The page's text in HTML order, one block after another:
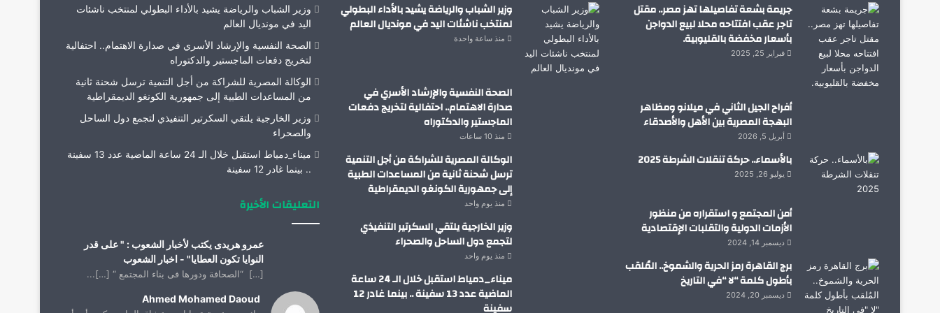
جريمة بشعة تفاصيلها تهز مصر.. مقتل
تاجر عقب افتتاحه محلا لبيع الدواجن
بأسعار مخفضة بالقليوبية.
فبراير 25, 2025
أفراح الجيل الثاني في ميلانو ومظاهر
البهجة المصرية بين الأهل والأصدقاء
أبريل 5, 2026
بالأسماء.. حركة تنقلات الشرطة 2025
يوليو 26, 2025
أمن المجتمع و استقراره من منظور
الأزمات الدولية والتقلبات الإقتصادية
ديسمبر 14, 2024
برج القاهرة رمز الحرية والشموخ.. المُلقب
بأطول كلمة “لا “في التاريخ
ديسمبر 20, 2024
وزير الشباب والرياضة يشيد بالأداء البطولي
لمنتخب ناشئات اليد في مونديال العالم
منذ ساعة واحدة
الصحة النفسية والإرشاد الأسري في
صدارة الاهتمام.. احتفالية لتخريج دفعات
الماجستير والدكتوراه
منذ 10 ساعات
الوكالة المصرية للشراكة من أجل التنمية
ترسل شحنة ثانية من المساعدات الطبية
إلى جمهورية الكونغو الديمقراطية
منذ يوم واحد
وزير الخارجية يلتقي السكرتير التنفيذي
لتجمع دول الساحل والصحراء
منذ يوم واحد
ميناء_دمياط استقبل خلال الـ 24 ساعة
الماضية عدد 13 سفينة .. بينما غادر 12
سفينة
وزير الشباب والرياضة يشيد بالأداء البطولي لمنتخب ناشئات
اليد في مونديال العالم
الصحة النفسية والإرشاد الأسري في صدارة الاهتمام.. احتفالية
لتخريج دفعات الماجستير والدكتوراه
الوكالة المصرية للشراكة من أجل التنمية ترسل شحنة ثانية
من المساعدات الطبية إلى جمهورية الكونغو الديمقراطية
وزير الخارجية يلتقي السكرتير التنفيذي لتجمع دول الساحل
والصحراء
ميناء_دمياط استقبل خلال الـ 24 ساعة الماضية عدد 13 سفينة
.. بينما غادر 12 سفينة
التعليقات الأخيرة
عمرو هريدى يكتب لأخبار الشعوب : " على قدر
النوايا تكون العطايا" - اخبار الشعوب
[…] “الصحافة ودورها فى بناء المجتمع “ […]...
Ahmed Mohamed Daoud